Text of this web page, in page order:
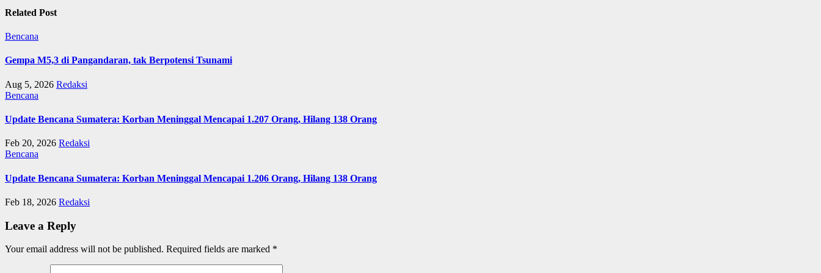
Related Post
Bencana
Gempa M5,3 di Pangandaran, tak Berpotensi Tsunami
Aug 5, 2026 Redaksi
Bencana
Update Bencana Sumatera: Korban Meninggal Mencapai 1.207 Orang, Hilang 138 Orang
Feb 20, 2026 Redaksi
Bencana
Update Bencana Sumatera: Korban Meninggal Mencapai 1.206 Orang, Hilang 138 Orang
Feb 18, 2026 Redaksi
Leave a Reply
Your email address will not be published. Required fields are marked *